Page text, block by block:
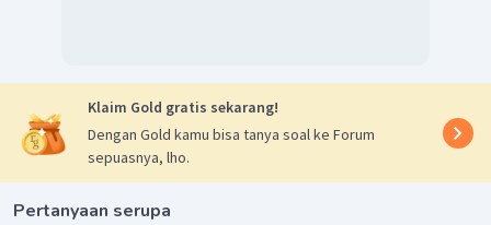
Klaim Gold gratis sekarang!
Dengan Gold kamu bisa tanya soal ke Forum
sepuasnya, lho.
Pertanyaan serupa